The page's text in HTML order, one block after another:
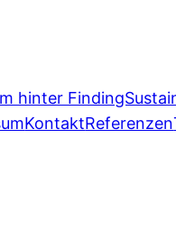
hinter
KontaktReferenzen